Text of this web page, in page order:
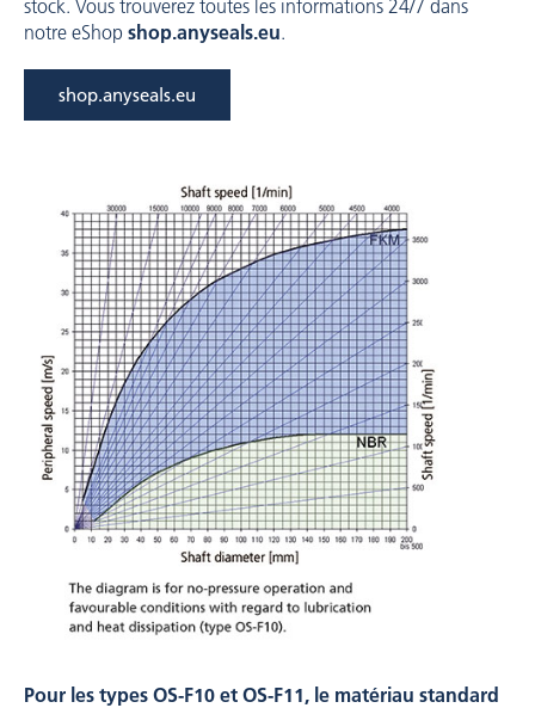
stock. Vous trouverez toutes les informations 24/7 dans
notre eShop shop.anyseals.eu.
shop.anyseals.eu
Pour les types OS-F10 et OS-F11, le matériau standard